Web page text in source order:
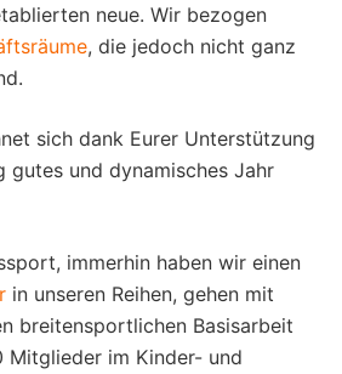
neue. Wir bezogen
, die jedoch nicht ganz
sich dank Eurer Unterstützung
gutes und dynamisches Jahr
immerhin haben wir einen
in unseren Reihen, gehen mit
breitensportlichen Basisarbeit
Mitglieder im Kinder- und